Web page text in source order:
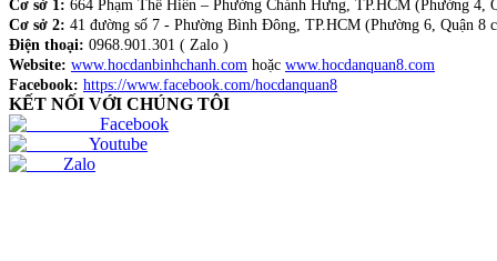
Cơ sở 1: 664 Phạm Thế Hiển – Phường Chánh Hưng, TP.HCM (Phường 4,
Cơ sở 2: 41 đường số 7 - Phường Bình Đông, TP.HCM (Phường 6, Quận 8
Điện thoại: 0968.901.301 ( Zalo )
Website: www.hocdanbinhchanh.com hoặc www.hocdanquan8.com
Facebook: https://www.facebook.com/hocdanquan8
KẾT NỐI VỚI CHÚNG TÔI
Facebook
Youtube
Zalo